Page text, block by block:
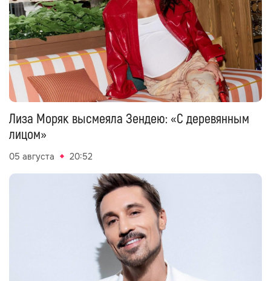
Лиза Моряк высмеяла Зендею: «С деревянным
лицом»
05 августа 20:52